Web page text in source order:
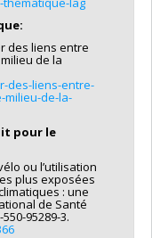
des liens entre
de la
des-liens-entre-
milieu-de-la-
pour le
ou l’utilisation
plus exposées
: une
de Santé
95289-3.